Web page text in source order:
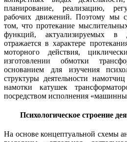
планирование, реализацию,
рабочих движений. Поэтому мы
том, что протекание
функций, актуализируемых в
отражается в характере
моторного действия,
изготовлении обмотки
основанием для изучения
структуры дея­тельности
намот­ки катушек
посредством исполнения
Психологическое строение
На основе концептуальной схемы